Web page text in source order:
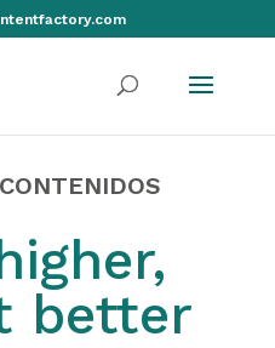
better